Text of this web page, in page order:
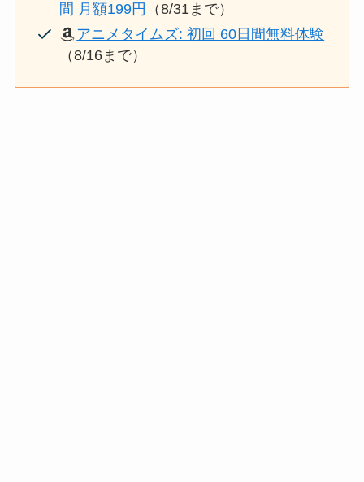
間 月額199円
（8/31まで）
アニメタイムズ: 初回 60日間無料体験
（8/16まで）